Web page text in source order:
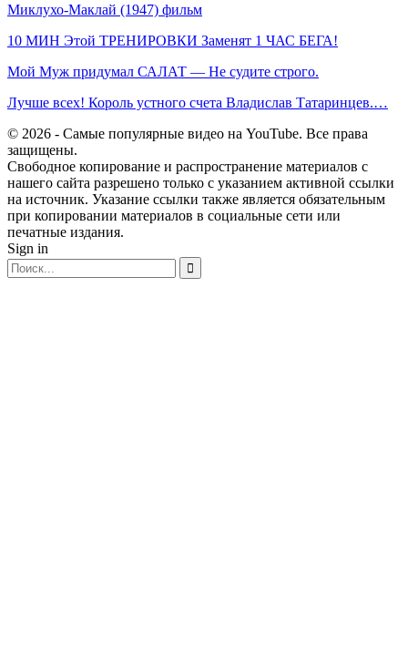
Миклухо-Маклай (1947) фильм
10 МИН Этой ТРЕНИРОВКИ Заменят 1 ЧАС БЕГА!
Мой Муж придумал САЛАТ — Не судите строго.
Лучше всех! Король устного счета Владислав Татаринцев.…
© 2026 - Самые популярные видео на YouTube. Все права
защищены.
Свободное копирование и распространение материалов с
нашего сайта разрешено только с указанием активной ссылки
на источник. Указание ссылки также является обязательным
при копировании материалов в социальные сети или
печатные издания.
Sign in